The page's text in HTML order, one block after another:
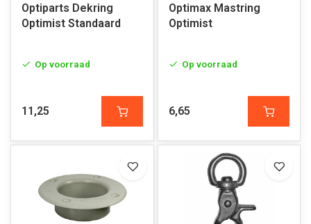
Optiparts Dekring
Optimist Standaard
Op voorraad
11,25
Optimax Mastring
Optimist
Op voorraad
6,65